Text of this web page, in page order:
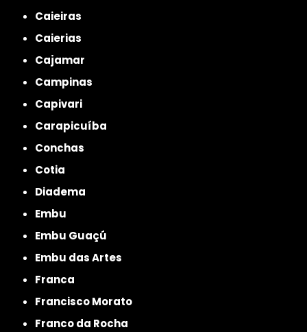
Caieiras
Caierias
Cajamar
Campinas
Capivari
Carapicuíba
Conchas
Cotia
Diadema
Embu
Embu Guaçú
Embu das Artes
Franca
Francisco Morato
Franco da Rocha